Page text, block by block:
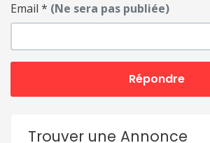
Email * (Ne sera pas publiée)
Répondre
Trouver une Annonce